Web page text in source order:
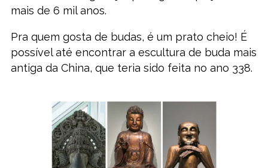
mais de 6 mil anos.
Pra quem gosta de budas, é um prato cheio! É
possível até encontrar a escultura de buda mais
antiga da China, que teria sido feita no ano 338.